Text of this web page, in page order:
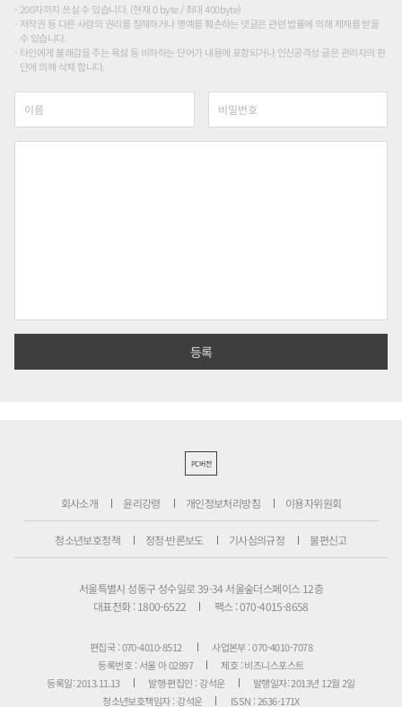
200자까지 쓰실 수 있습니다. (현재 0 byte / 최대 400byte)
저작권 등 다른 사람의 권리를 침해하거나 명예를 훼손하는 댓글은 관련 법률에 의해 제재를 받을
수 있습니다.
타인에게 불쾌감을 주는 욕설 등 비하하는 단어가 내용에 포함되거나 인신공격성 글은 관리자의 판
단에 의해 삭제 합니다.
PC버전
회사소개 윤리강령 개인정보처리방침 이용자위원회
청소년보호정책 정정·반론보도 기사심의규정 불편신고
서울특별시 성동구 성수일로 39-34 서울숲더스페이스 12층
대표전화 : 1800-6522
팩스 : 070-4015-8658
편집국 : 070-4010-8512
사업본부 : 070-4010-7078
등록번호 : 서울 아 02897
제호 : 비즈니스포스트
등록일: 2013.11.13
발행·편집인 : 강석운
발행일자: 2013년 12월 2일
청소년보호책임자 : 강석운
ISSN : 2636-171X